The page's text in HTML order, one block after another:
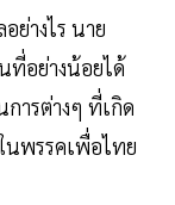
างไร นาย
ที่อย่างน้อยได้
ารต่างๆ ที่เกิด
นพรรคเพื่อไทย